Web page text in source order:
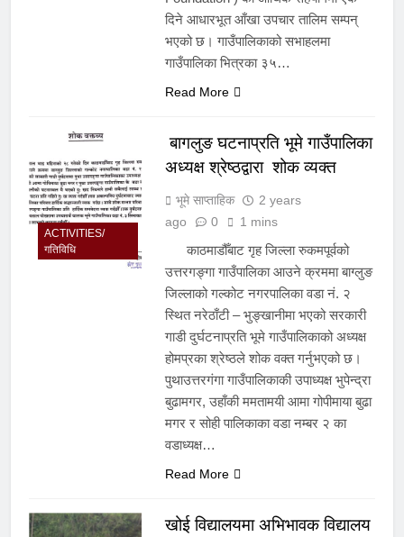
दिने आधारभूत आँखा उपचार तालिम सम्पन्
भएको छ। गाउँपालिकाको सभाहलमा
गाउँपालिका भित्रका ३५…
Read More
ACTIVITIES/
गतिविधि
बागलुङ घटनाप्रति भूमे गाउँपालिका
अध्यक्ष श्रेष्ठद्वारा शोक व्यक्त
भूमे साप्ताहिक
2 years
ago
0 1 mins
काठमाडौँबाट गृह जिल्ला रुकमपूर्वको
उत्तरगङ्गा गाउँपालिका आउने क्रममा बाग्लुङ
जिल्लाको गल्कोट नगरपालिका वडा नं. २
स्थित नरेठाँटी – भुङ्खानीमा भएको सरकारी
गाडी दुर्घटनाप्रति भूमे गाउँपालिकाको अध्यक्ष
होमप्रका श्रेष्ठले शोक वक्त गर्नुभएको छ।
पुथाउत्तरगंगा गाउँपालिकाकी उपाध्यक्ष भुपेन्द्रा
बुढामगर, उहाँकी ममतामयी आमा गोपीमाया बुढा
मगर र सोही पालिकाका वडा नम्बर २ का
वडाध्यक्ष…
Read More
खोई विद्यालयमा अभिभावक विद्यालय